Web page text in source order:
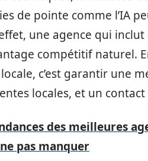
de pointe comme l’IA
une agence qui inclut
compétitif naturel.
c’est garantir une
locales, et un
des meilleures
pas manquer